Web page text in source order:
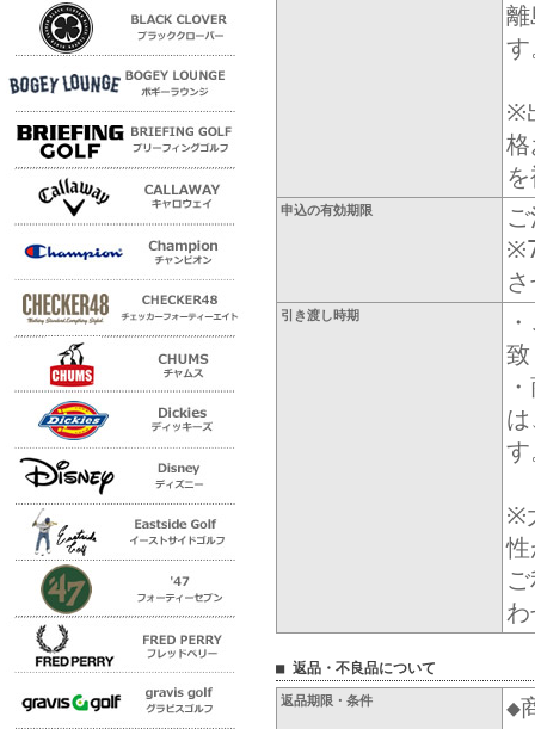
※
申込の有効期限
引き渡し時期
※
■ 返品・不良品について
返品期限・条件
◆